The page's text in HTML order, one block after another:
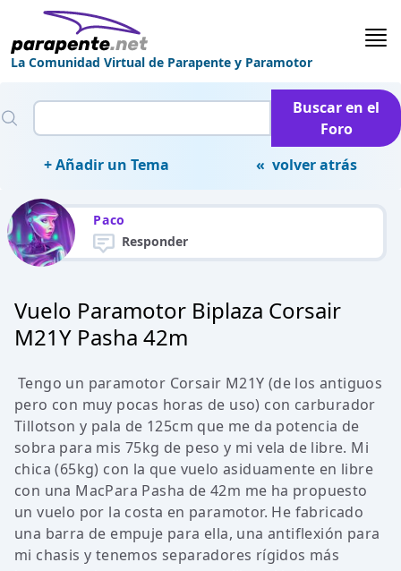
La Comunidad Virtual de Parapente y Paramotor
Buscar en el
Foro
+ Añadir un Tema
« volver atrás
Paco
Responder
Vuelo Paramotor Biplaza Corsair
M21Y Pasha 42m
Tengo un paramotor Corsair M21Y (de los antiguos
pero con muy pocas horas de uso) con carburador
Tillotson y pala de 125cm que me da potencia de
sobra para mis 75kg de peso y mi vela de libre. Mi
chica (65kg) con la que vuelo asiduamente en libre
con una MacPara Pasha de 42m me ha propuesto
un vuelo por la costa en paramotor. He fabricado
una barra de empuje para ella, una antiflexión para
mi chasis y tenemos separadores rígidos más